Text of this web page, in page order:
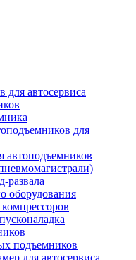
для автосервиса
для
автоподъемников
развала
оборудования
подъемников
для автосервиса